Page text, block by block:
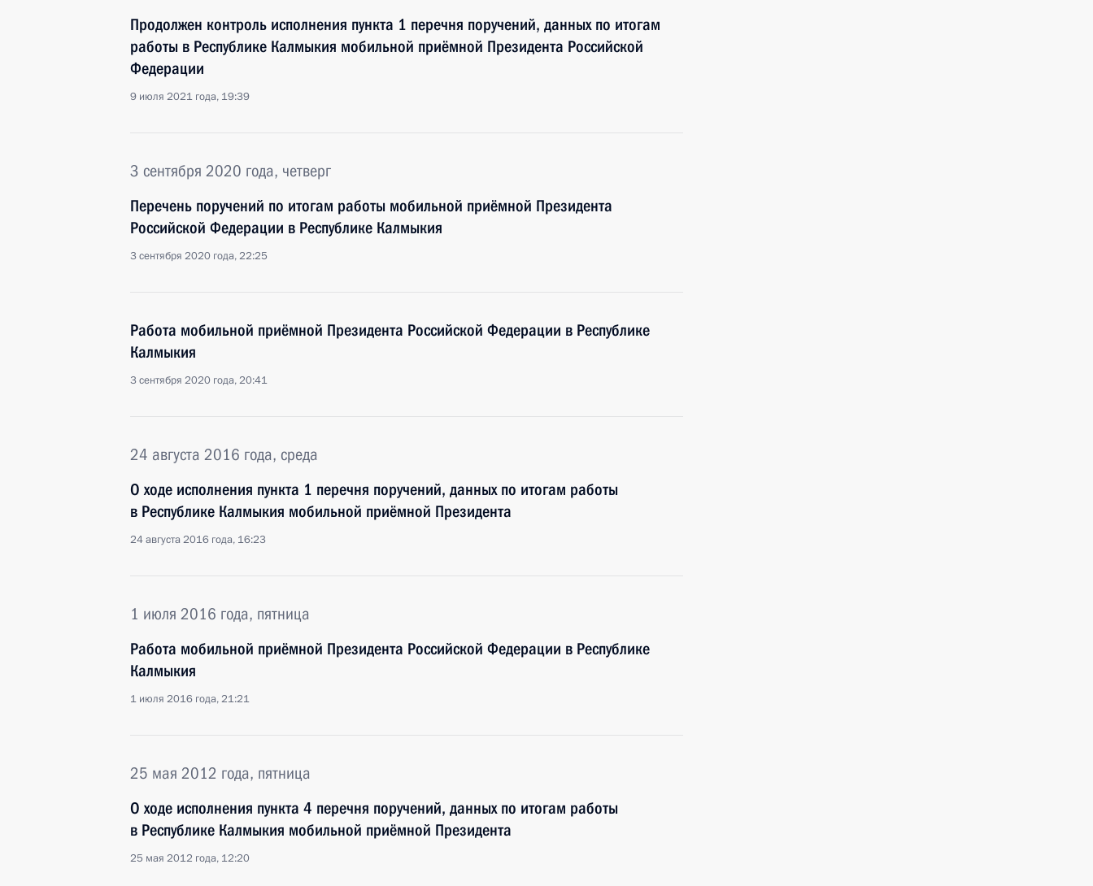
Продолжен контроль исполнения пункта 1 перечня поручений, данных по итогам
работы в Республике Калмыкия мобильной приёмной Президента Российской
Федерации
9 июля 2021 года, 19:39
3 сентября 2020 года, четверг
Перечень поручений по итогам работы мобильной приёмной Президента
Российской Федерации в Республике Калмыкия
3 сентября 2020 года, 22:25
Работа мобильной приёмной Президента Российской Федерации в Республике
Калмыкия
3 сентября 2020 года, 20:41
24 августа 2016 года, среда
О ходе исполнения пункта 1 перечня поручений, данных по итогам работы
в Республике Калмыкия мобильной приёмной Президента
24 августа 2016 года, 16:23
1 июля 2016 года, пятница
Работа мобильной приёмной Президента Российской Федерации в Республике
Калмыкия
1 июля 2016 года, 21:21
25 мая 2012 года, пятница
О ходе исполнения пункта 4 перечня поручений, данных по итогам работы
в Республике Калмыкия мобильной приёмной Президента
25 мая 2012 года, 12:20